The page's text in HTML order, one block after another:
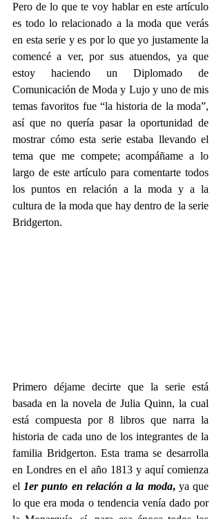
Pero de lo que te voy hablar en este artículo
es todo lo relacionado a la moda que verás
en esta serie y es por lo que yo justamente la
comencé a ver, por sus atuendos, ya que
estoy haciendo un Diplomado de
Comunicación de Moda y Lujo y uno de mis
temas favoritos fue “la historia de la moda”,
así que no quería pasar la oportunidad de
mostrar cómo esta serie estaba llevando el
tema que me compete; acompáñame a lo
largo de este artículo para comentarte todos
los puntos en relación a la moda y a la
cultura de la moda que hay dentro de la serie
Bridgerton.
Primero déjame decirte que la serie está
basada en la novela de Julia Quinn, la cual
está compuesta por 8 libros que narra la
historia de cada uno de los integrantes de la
familia Bridgerton. Esta trama se desarrolla
en Londres en el año 1813 y aquí comienza
el 1er punto en relación a la moda, ya que
lo que era moda o tendencia venía dado por